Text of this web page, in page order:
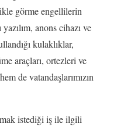
görme engellilerin
anons cihazı ve
kulaklıklar,
araçları, ortezleri ve
de vatandaşlarımızın
istediği iş ile ilgili